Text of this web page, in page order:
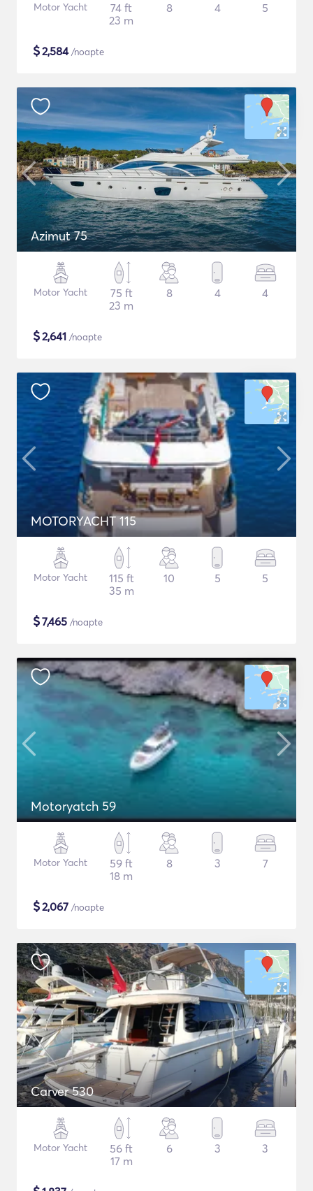
Motor Yacht
74 ft
23 m
8 4 5
$2,584/noapte
Azimut 75
Motor Yacht
75 ft
23 m
8 4 4
$2,641 /noapte
MOTORYACHT 115
Motor Yacht
115 ft
35 m
10 5 5
$7,465 /noapte
Motoryatch 59
Motor Yacht
59 ft
18 m
8 3 7
$2,067 /noapte
Carver 530
Motor Yacht
56 ft
17 m
6 3 3